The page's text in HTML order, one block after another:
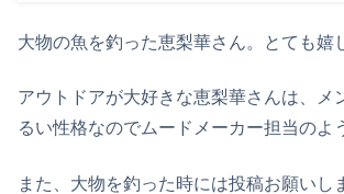
大物の魚を釣った恵梨華さん。とても嬉
アウトドアが大好きな恵梨華さんは、メ
るい性格なのでムードメーカー担当のよ
また、大物を釣った時には投稿お願いし